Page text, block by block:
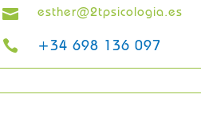
 esther@2tpsicologia.es
 +34 698 136 097